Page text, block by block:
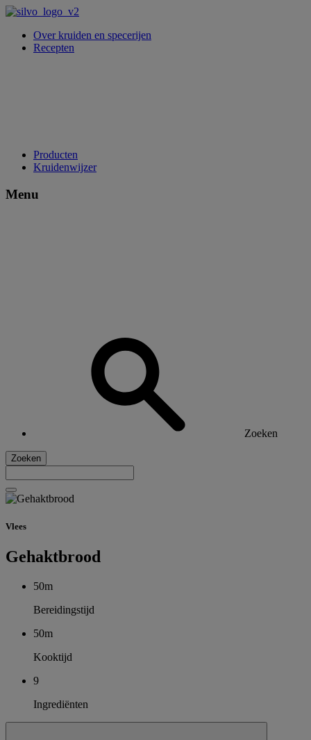
Over kruiden en specerijen
Recepten
Producten
Kruidenwijzer
Menu
Zoeken
Zoeken
Vlees
Gehaktbrood
50m
Bereidingstijd
50m
Kooktijd
9
Ingrediënten